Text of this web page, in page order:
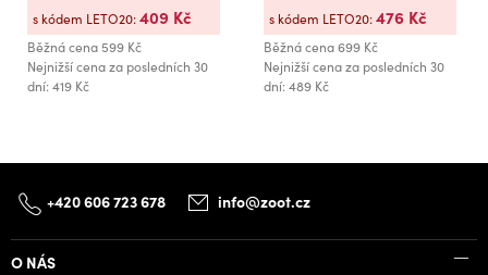
Běžná cena599 Kč
Nejnižší cena za posledních 30
dní: 419 Kč
s kódem LETO20:409 Kč
Běžná cena699 Kč
Nejnižší cena za posledních 30
dní: 489 Kč
s kódem LETO20:476 Kč
+420 606 723 678 info@zoot.cz
O NÁS